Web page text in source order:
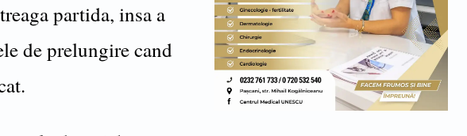
partida, insa a
de prelungire cand